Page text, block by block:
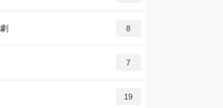
8
7
19